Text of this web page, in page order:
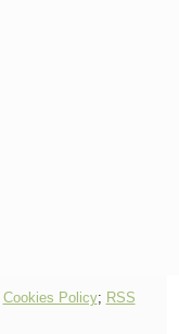
Cookies Policy; RSS